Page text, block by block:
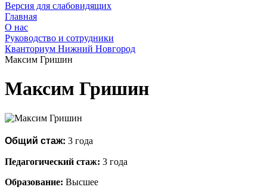
Версия для слабовидящих
Главная
О нас
Руководство и сотрудники
Кванториум Нижний Новгород
Максим Гришин
Максим Гришин
Общий стаж: 3 года
Педагогический стаж: 3 года
Образование: Высшее